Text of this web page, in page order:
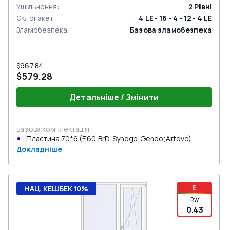
Ущільнення: 2 Рівні
Склопакет:
4 LE - 16 - 4 - 12 - 4 LE
Зламобезпека: Базова зламобезпека
$967.84
$579.28
Детальніше / Змінити
Базова комплектація
Пластина 70*6 (E60;BrD;Synego;Geneo;Artevo)
Докладніше
E
Rw
0.43
НАЦ. КЕШБЕК 10%